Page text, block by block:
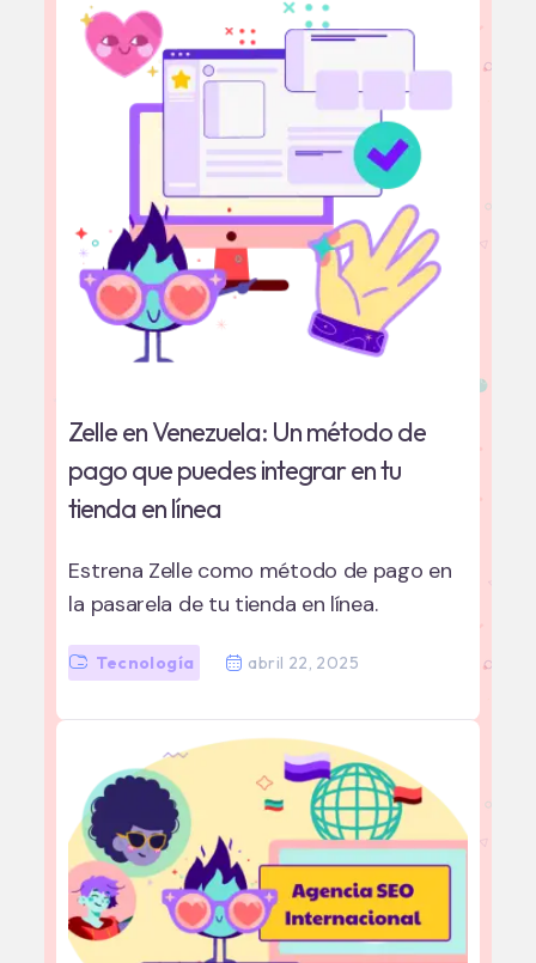
Zelle en Venezuela: Un método de
pago que puedes integrar en tu
tienda en línea
Estrena Zelle como método de pago en
la pasarela de tu tienda en línea.
Tecnología abril 22, 2025